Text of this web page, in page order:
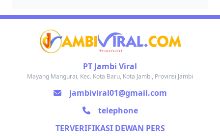
PT Jambi Viral
Mayang Mangurai, Kec. Kota Baru, Kota Jambi, Provinsi Jambi
jambiviral01@gmail.com
telephone
TERVERIFIKASI DEWAN PERS